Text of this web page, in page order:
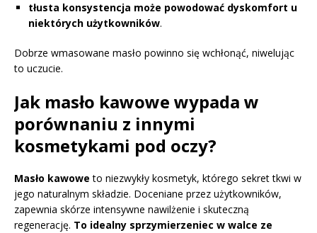
tłusta konsystencja może powodować dyskomfort u
niektórych użytkowników.
Dobrze wmasowane masło powinno się wchłonąć, niwelując
to uczucie.
Jak masło kawowe wypada w
porównaniu z innymi
kosmetykami pod oczy?
Masło kawowe to niezwykły kosmetyk, którego sekret tkwi w
jego naturalnym składzie. Doceniane przez użytkowników,
zapewnia skórze intensywne nawilżenie i skuteczną
regenerację. To idealny sprzymierzeniec w walce ze